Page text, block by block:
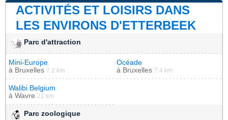
ACTIVITÉS ET LOISIRS DANS
LES ENVIRONS D'ETTERBEEK
Parc d'attraction
Mini-Europe
à Bruxelles 7.2 km
Océade
à Bruxelles 7.4 km
Walibi Belgium
à Wavre 21 km
Parc zoologique